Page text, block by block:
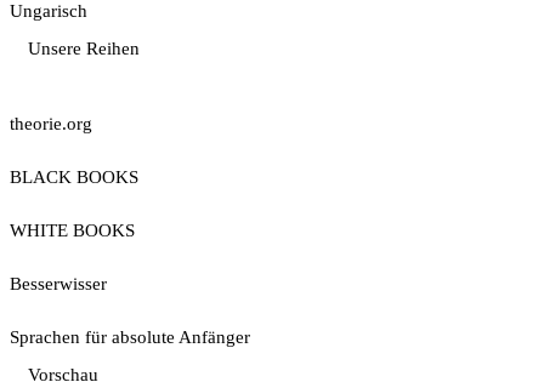
Ungarisch
Unsere Reihen
theorie.org
BLACK BOOKS
WHITE BOOKS
Besserwisser
Sprachen für absolute Anfänger
Vorschau